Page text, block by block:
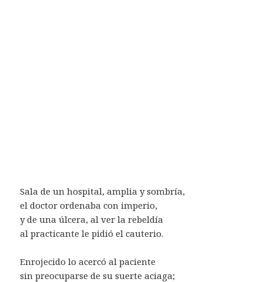
Sala de un hospital, amplia y sombría,
el doctor ordenaba con imperio,
y de una úlcera, al ver la rebeldía
al practicante le pidió el cauterio.
Enrojecido lo acercó al paciente
sin preocuparse de su suerte aciaga;